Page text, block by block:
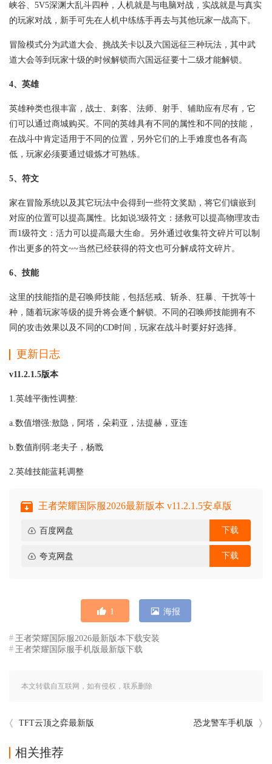
峡谷、5V5深渊大乱斗四种，人机就是与电脑对战，实战就是与真实
的玩家对战，新手可先在人机中练练手再去与其他玩家一战高下。
冒险模式分为武道大会、挑战关卡以及六国远征三种玩法，其中武
道大会等到玩家十级的时候解锁而六国远征要十二级才能解锁。
4、英雄
英雄种类也很丰富，战士、刺客、法师、射手、辅助应有尽有，它
们可以通过商城购买。不同的英雄具有不同的属性和不同的技能，
在战斗中肯定适用于不同的位置，另外它们的上手难度也各有高
低，玩家必须要通过锻炼才可熟练。
5、符文
家在冒险系统以及其它玩法中会得到一些符文奖励，将它们镶嵌到
对应的位置可以提高属性。比如说3级符文：拯救可以提高物理攻击
而1级符文：活力可以提高最大生命。另外通过收集符文碎片可以制
作出更多的符文~~当然已经获得的符文也可分解成符文碎片。
6、技能
这里的技能指的是召唤师技能，包括惩戒、斩杀、狂暴、干扰等十
种，随着玩家等级的提升将会逐个解锁。不同的召唤师技能拥有不
同的攻击效果以及不同的CD时间，玩家在战斗时要好好选择。
更新日志
v11.2.1.5版本
1.英雄平衡性调整:
a.数值增强:敖隐，阿塔，朵莉亚，法提赫，亚连
b.数值削弱:老夫子，杨戬
2.英雄技能蓝耗调整
王者荣耀国际服2026最新版本 v11.2.1.5安卓版
百度网盘 下载
夸克网盘 下载
1 海报
王者荣耀国际服2026最新版本下载安装
王者荣耀国际服手机版最新版下载
本文转载自互联网，如有侵权，联系删除
TFT云顶之弈最新版 恐龙警车手机版
相关推荐